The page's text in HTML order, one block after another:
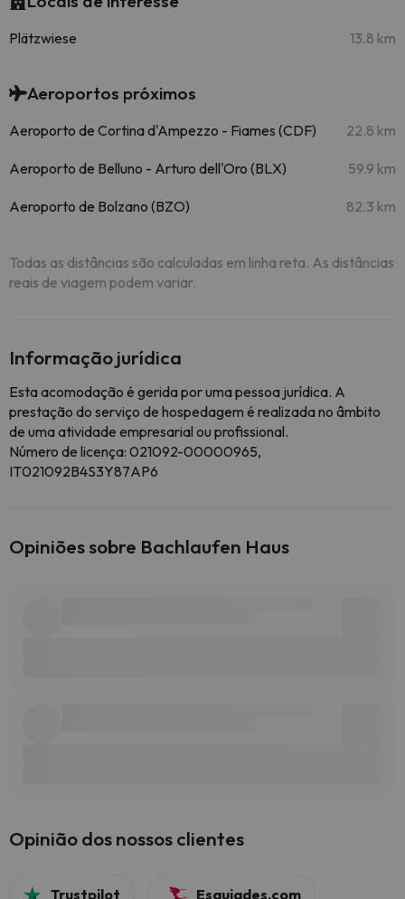
Plätzwiese 13.8 km
Aeroportos próximos
Aeroporto de Cortina d'Ampezzo - Fiames (CDF) 22.8 km
Aeroporto de Belluno - Arturo dell'Oro (BLX) 59.9 km
Aeroporto de Bolzano (BZO) 82.3 km
Todas as distâncias são calculadas em linha reta. As distâncias
reais de viagem podem variar.
Informação jurídica
Esta acomodação é gerida por uma pessoa jurídica. A
prestação do serviço de hospedagem é realizada no âmbito
de uma atividade empresarial ou profissional.
Número de licença: 021092-00000965,
IT021092B4S3Y87AP6
Opiniões sobre Bachlaufen Haus
Opinião dos nossos clientes
Trustpilot Esquiades.com